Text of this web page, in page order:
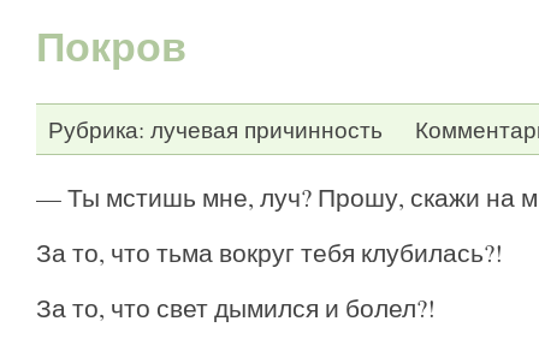
Покров
Рубрика: лучевая причинность
— Ты мстишь мне, луч? Прошу, скажи на
За то, что тьма вокруг тебя клубилась?!
За то, что свет дымился и болел?!